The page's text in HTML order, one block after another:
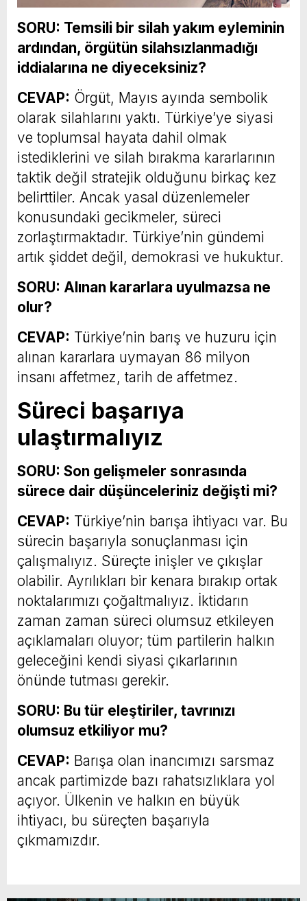
SORU: Temsili bir silah yakım eyleminin
ardından, örgütün silahsızlanmadığı
iddialarına ne diyeceksiniz?
CEVAP: Örgüt, Mayıs ayında sembolik
olarak silahlarını yaktı. Türkiye’ye siyasi
ve toplumsal hayata dahil olmak
istediklerini ve silah bırakma kararlarının
taktik değil stratejik olduğunu birkaç kez
belirttiler. Ancak yasal düzenlemeler
konusundaki gecikmeler, süreci
zorlaştırmaktadır. Türkiye’nin gündemi
artık şiddet değil, demokrasi ve hukuktur.
SORU: Alınan kararlara uyulmazsa ne
olur?
CEVAP: Türkiye’nin barış ve huzuru için
alınan kararlara uymayan 86 milyon
insanı affetmez, tarih de affetmez.
Süreci başarıya
ulaştırmalıyız
SORU: Son gelişmeler sonrasında
sürece dair düşünceleriniz değişti mi?
CEVAP: Türkiye’nin barışa ihtiyacı var. Bu
sürecin başarıyla sonuçlanması için
çalışmalıyız. Süreçte inişler ve çıkışlar
olabilir. Ayrılıkları bir kenara bırakıp ortak
noktalarımızı çoğaltmalıyız. İktidarın
zaman zaman süreci olumsuz etkileyen
açıklamaları oluyor; tüm partilerin halkın
geleceğini kendi siyasi çıkarlarının
önünde tutması gerekir.
SORU: Bu tür eleştiriler, tavrınızı
olumsuz etkiliyor mu?
CEVAP: Barışa olan inancımızı sarsmaz
ancak partimizde bazı rahatsızlıklara yol
açıyor. Ülkenin ve halkın en büyük
ihtiyacı, bu süreçten başarıyla
çıkmamızdır.